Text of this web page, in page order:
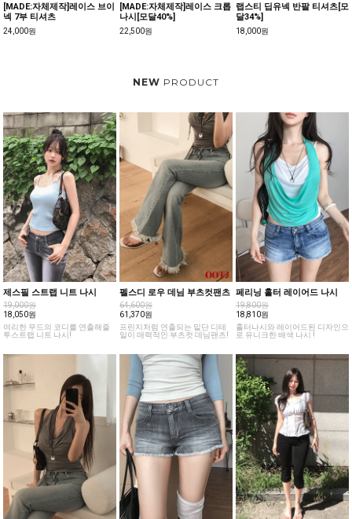
[MADE:자체제작]레이스 브이
넥 7부 티셔츠
24,000원
[MADE:자체제작]레이스 크롭
나시[모달40%]
22,500원
랩스티 딥유넥 반팔 티셔츠[모
달34%]
18,000원
제스필 스트랩 니트 나시
19,000원
18,050원
여리한 무드의 코디를 연출해줄
펠스디 로우 데님 부츠컷팬츠
64,600원
61,370원
프린지처럼 연출되는 밑단 디테
페리닝 홀터 레이어드 나시
19,800원
18,810원
홀터나시와 레이어드된 디자인으